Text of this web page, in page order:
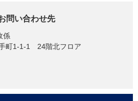
問い合わせ先
係
町1-1-1 24階北フロア